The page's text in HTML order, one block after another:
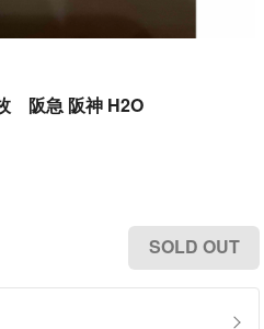
阪急 阪神 H2O
SOLD OUT